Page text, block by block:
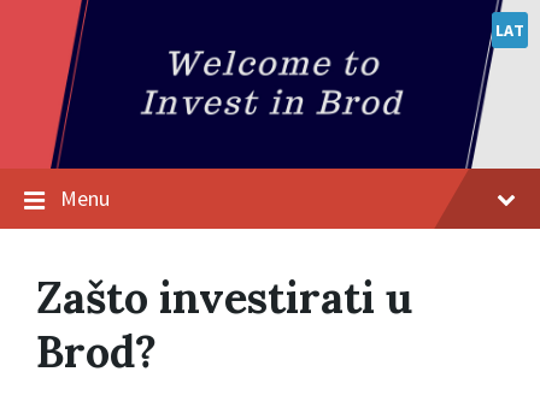
LAT
Menu
Zašto investirati u
Brod?